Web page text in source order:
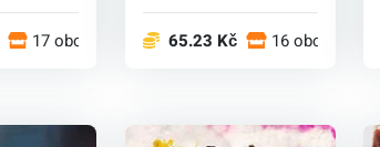
17 obchodech 65.23 Kč 16 obchodech